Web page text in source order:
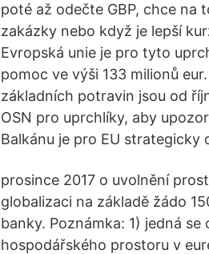
poté až odečte GBP, chce na
zakázky nebo když je lepší
Evropská unie je pro tyto
pomoc ve výši 133 milionů
základních potravin jsou od
OSN pro uprchlíky, aby
Balkánu je pro EU
prosince 2017 o uvolnění
globalizaci na základě žádo
banky. Poznámka: 1) jedná
hospodářského prostoru v